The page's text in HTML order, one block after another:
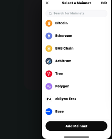
Português (Portugal)
Bahasa Indonesia
Português (Brasil)
Español (Argentina)